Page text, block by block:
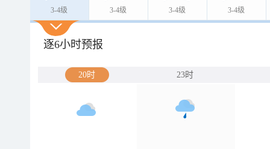
3-4级 3-4级 3-4级 3-4级
逐6小时预报
20时 23时